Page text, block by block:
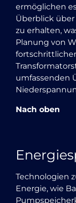
ermöglichen
Überblick
zu erhalten,
Planung von
umfassenden
Nach oben
Technologien
Energie, wie